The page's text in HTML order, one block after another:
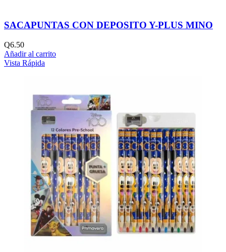
SACAPUNTAS CON DEPOSITO Y-PLUS MINO
Q6.50
Añadir al carrito
Vista Rápida